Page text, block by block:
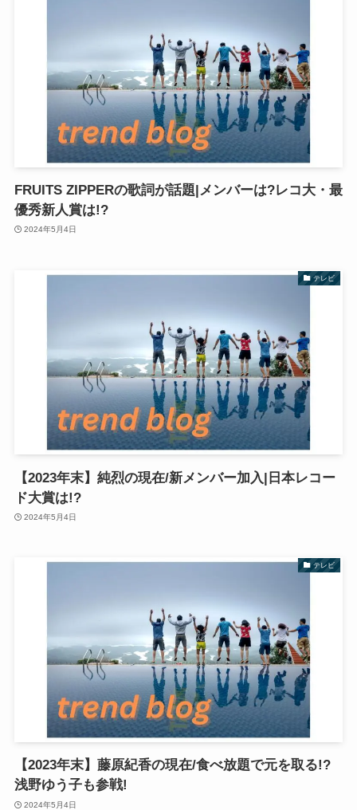
FRUITS ZIPPERの歌詞が話題|メンバーは?レコ大・最
優秀新人賞は!?
2024年5月4日
テレビ
【2023年末】純烈の現在/新メンバー加入|日本レコー
ド大賞は!?
2024年5月4日
テレビ
【2023年末】藤原紀香の現在/食べ放題で元を取る!?
浅野ゆう子も参戦!
2024年5月4日